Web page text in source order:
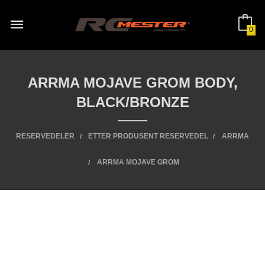
innholdet
0
ARRMA MOJAVE GROM BODY,
BLACK/BRONZE
RESERVEDELER ETTER PRODUSENT RESERVEDEL ARRMA
ARRMA MOJAVE GROM